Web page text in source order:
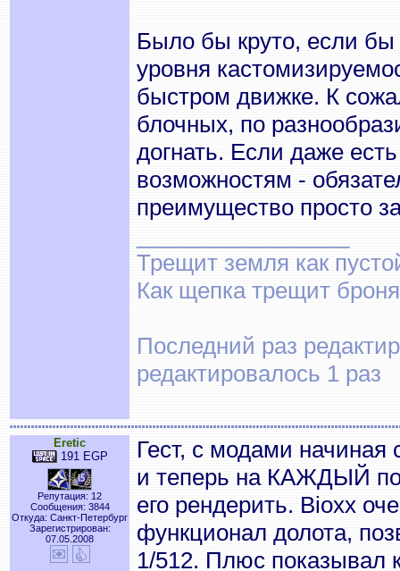
Было бы круто, если бы
уровня
быстром движке. К
блочных, по
догнать. Если даже
возможностям -
преимущество просто
Трещит земля как
Как щепка трещит броня
Последний раз
редактировалось 1 раз
Eretic
191 EGP
Репутация: 12
Сообщения: 3844
Откуда: Санкт-Петербург
Зарегистрирован:
07.05.2008
Гест, с модами
и теперь на КАЖДЫЙ
его рендерить. Bioxx
функционал долота,
1/512. Плюс показывал